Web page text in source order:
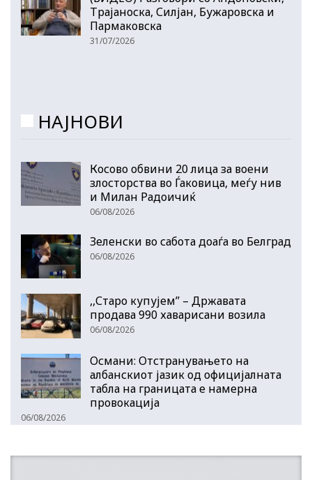
Трајаноска, Силјан, Бужаровска и
Пармаковска
31/07/2026
НАЈНОВИ
Косово обвини 20 лица за воени
злосторства во Ѓаковица, меѓу нив
и Милан Радоичиќ
06/08/2026
Зеленски во сабота доаѓа во Белград
06/08/2026
,,Старо купујем” – Државата
продава 990 хаварисани возила
06/08/2026
Османи: Отстранувањето на
албанскиот јазик од официјалната
табла на границата е намерна
провокација
06/08/2026